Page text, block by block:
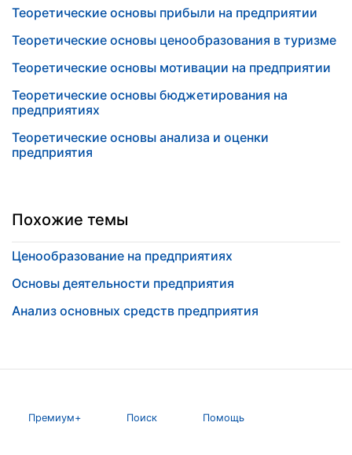
Теоретические основы прибыли на предприятии
Теоретические основы ценообразования в туризме
Теоретические основы мотивации на предприятии
Теоретические основы бюджетирования на
предприятиях
Теоретические основы анализа и оценки
предприятия
Похожие темы
Ценообразование на предприятиях
Основы деятельности предприятия
Анализ основных средств предприятия
Премиум+ Поиск Помощь